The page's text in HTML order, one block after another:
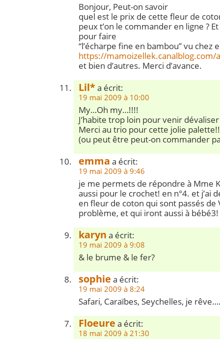
Bonjour, Peut-on savoir
quel est le prix de cette fleur de
peux t’on le commander en ligne ?
pour faire
“l’écharpe fine en bambou” vu chez
https://
et bien d’autres. Merci d’avance.
Lil*a écrit:
19 mai 2009 à 10:00
My…Oh my…!!!!
J’habite trop loin pour venir
Merci au trio pour cette jolie palette!!
(ou peut être peut-on commander
emma a écrit:
19 mai 2009 à 9:46
je me permets de répondre à Mme
aussi pour le crochet! en n°4. et j’ai
en fleur de coton qui sont passés de
problème, et qui iront aussi à bébé3!
karyn a écrit:
19 mai 2009 à 9:08
& le brume & le fer?
sophie a écrit:
19 mai 2009 à 8:24
Safari, Caraïbes, Seychelles, je
Floeure a écrit:
18 mai 2009 à 21:30